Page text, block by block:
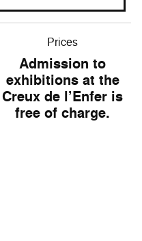
Prices
Admission to
exhibitions at the
Creux de l’Enfer is
free of charge.